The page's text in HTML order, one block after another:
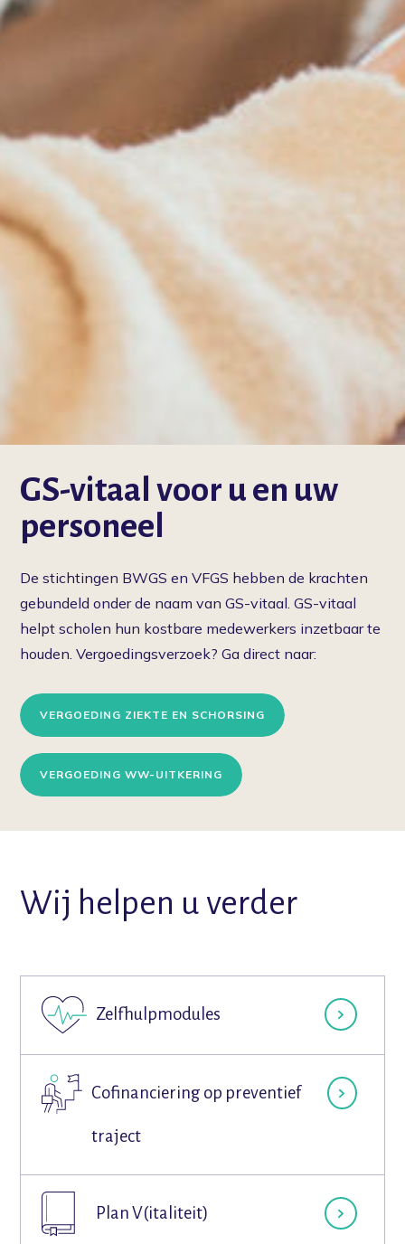
Over ons
GS-vitaal voor u en uw
personeel
De stichtingen BWGS en VFGS hebben de krachten
gebundeld onder de naam van GS-vitaal. GS-vitaal
helpt scholen hun kostbare medewerkers inzetbaar te
houden. Vergoedingsverzoek? Ga direct naar:
VERGOEDING ZIEKTE EN SCHORSING
VERGOEDING WW-UITKERING
Wij helpen u verder
Zelfhulpmodules
Cofinanciering op preventief
traject
Plan V(italiteit)